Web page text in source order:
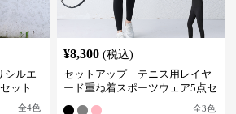
シルエ
ット
全4色
¥8,300 (税込)
セットアップ テニス用レイヤ
ード重ね着スポーツウェア5点セ
全3色